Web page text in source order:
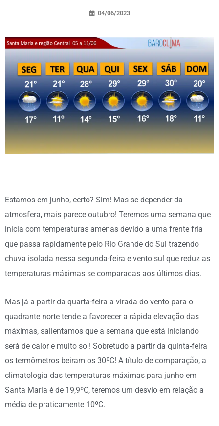
04/06/2023
Estamos em junho, certo? Sim! Mas se depender da
atmosfera, mais parece outubro! Teremos uma semana que
inicia com temperaturas amenas devido a uma frente fria
que passa rapidamente pelo Rio Grande do Sul trazendo
chuva isolada nessa segunda-feira e vento sul que reduz as
temperaturas máximas se comparadas aos últimos dias.
Mas já a partir da quarta-feira a virada do vento para o
quadrante norte tende a favorecer a rápida elevação das
máximas, salientamos que a semana que está iniciando
será de calor e muito sol! Sobretudo a partir da quinta-feira
os termômetros beiram os 30ºC! A título de comparação, a
climatologia das temperaturas máximas para junho em
Santa Maria é de 19,9ºC, teremos um desvio em relação a
média de praticamente 10ºC.